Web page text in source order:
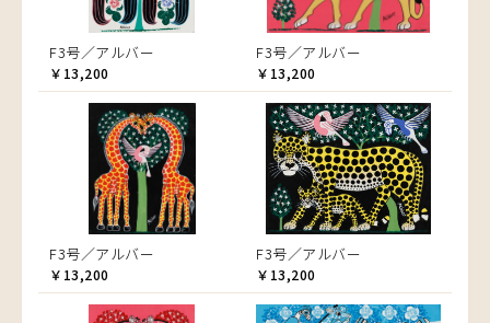
F3号／アルバー
￥13,200
F3号／アルバー
￥13,200
F3号／アルバー
￥13,200
F3号／アルバー
￥13,200